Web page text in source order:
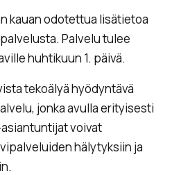
kauan odotettua lisätietoa
Palvelu tulee
huhtikuun 1. päivä.
tekoälyä hyödyntävä
jonka avulla erityisesti
voivat
hälytyksiin ja